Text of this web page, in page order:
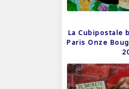
La Cubipostale
Paris Onze